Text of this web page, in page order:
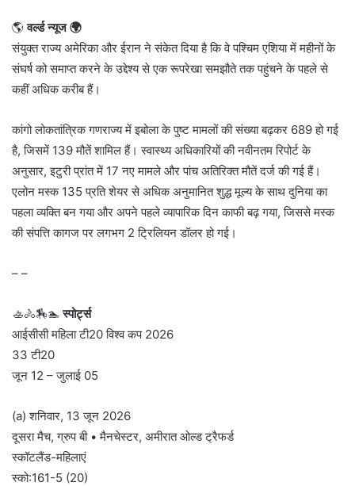
🌎वर्ल्ड न्यूज 🌍
संयुक्त राज्य अमेरिका और ईरान ने संकेत दिया है कि वे पश्चिम एशिया में महीनों के
संघर्ष को समाप्त करने के उद्देश्य से एक रूपरेखा समझौते तक पहुंचने के पहले से
कहीं अधिक करीब हैं।
कांगो लोकतांत्रिक गणराज्य में इबोला के पुष्ट मामलों की संख्या बढ़कर 689 हो गई
है, जिसमें 139 मौतें शामिल हैं। स्वास्थ्य अधिकारियों की नवीनतम रिपोर्ट के
अनुसार, इटुरी प्रांत में 17 नए मामले और पांच अतिरिक्त मौतें दर्ज की गई हैं।
एलोन मस्क 135 प्रति शेयर से अधिक अनुमानित शुद्ध मूल्य के साथ दुनिया का
पहला व्यक्ति बन गया और अपने पहले व्यापारिक दिन काफी बढ़ गया, जिससे मस्क
की संपत्ति कागज पर लगभग 2 ट्रिलियन डॉलर हो गई।
– –
🚣🚴🏇🏊स्पोर्ट्स
आईसीसी महिला टी20 विश्व कप 2026
33 टी20
जून 12 – जुलाई 05
(a) शनिवार, 13 जून 2026
दूसरा मैच, ग्रुप बी • मैनचेस्टर, अमीरात ओल्ड ट्रैफर्ड
स्कॉटलैंड-महिलाएं
स्को:161-5 (20)